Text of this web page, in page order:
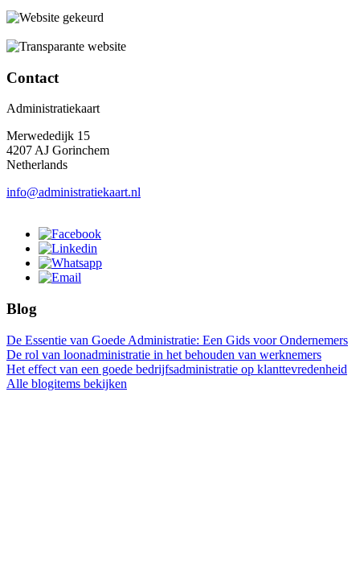
Contact
Administratiekaart
Merwededijk 15
4207 AJ Gorinchem
Netherlands
info@administratiekaart.nl
Blog
De Essentie van Goede Administratie: Een Gids voor Ondernemers
De rol van loonadministratie in het behouden van werknemers
Het effect van een goede bedrijfsadministratie op klanttevredenheid
Alle blogitems bekijken